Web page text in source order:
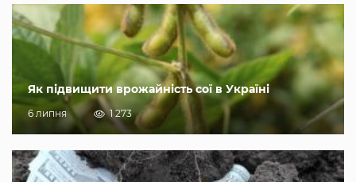
Як підвищити врожайність сої в Україні
6 липня 1 273